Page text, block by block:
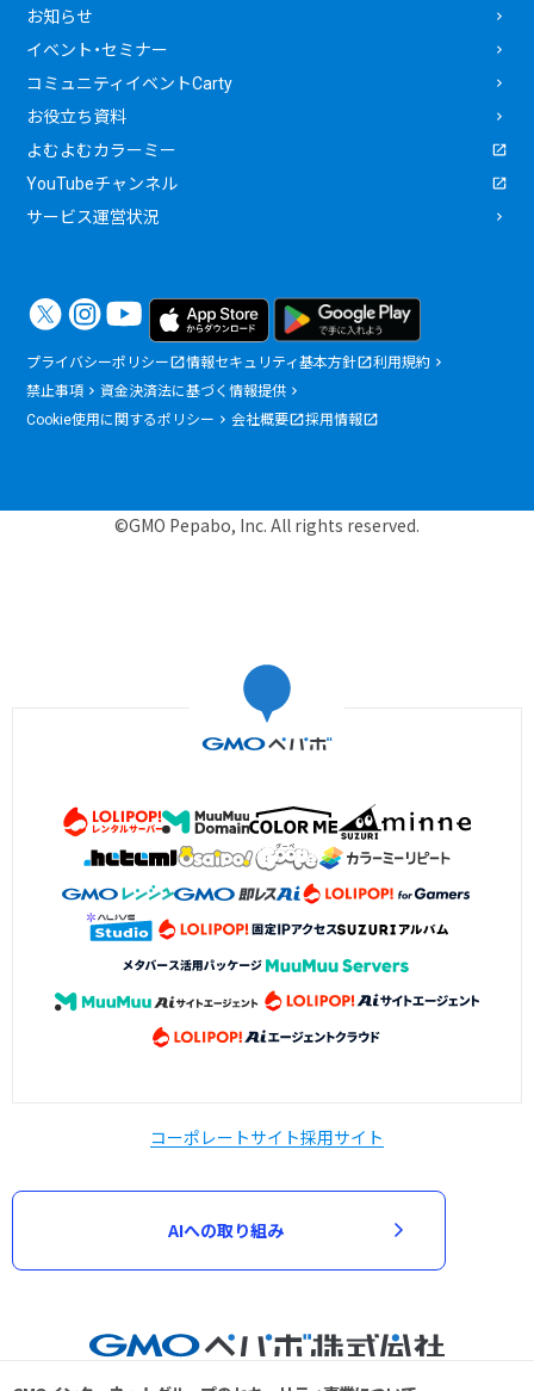
お知らせ
イベント・セミナー
コミュニティイベントCarty
お役立ち資料
よむよむカラーミー
YouTubeチャンネル
サービス運営状況
プライバシーポリシー 情報セキュリティ基本方針
利用規約
禁止事項
資金決済法に基づく情報提供
Cookie使用に関するポリシー
会社概要 採用情報
©GMO Pepabo, Inc. All rights reserved.
コーポレートサイト採用サイト
AIへの取り組み